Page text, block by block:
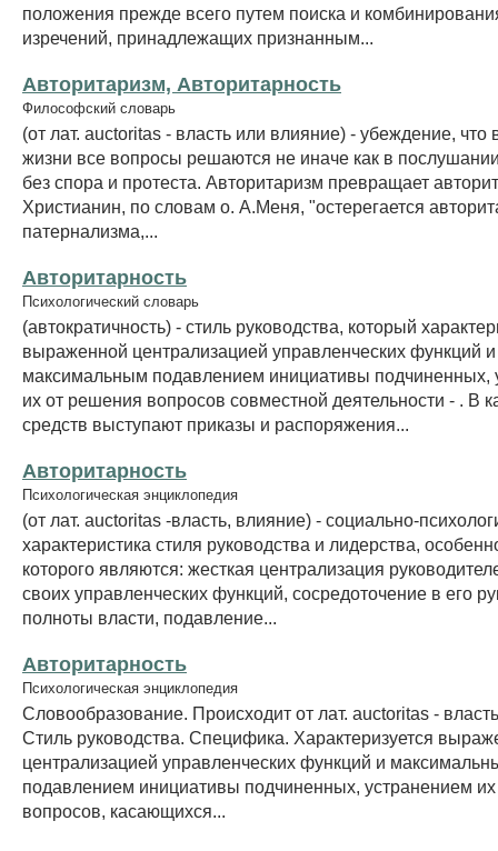
положения прежде всего путем поиска и
изречений, принадлежащих признанным...
Авторитаризм, Авторитарность
Философский словарь
(от лат. auctoritas - власть или влияние) - убеждение, что
жизни все вопросы решаются не иначе как в
без спора и протеста. Авторитаризм превращает
Христианин, по словам о. А.Меня, "остерегается
патернализма,...
Авторитарность
Психологический словарь
(автократичность) - стиль руководства, который
выраженной централизацией управленческих функций и
максимальным подавлением инициативы подчиненных,
их от решения вопросов совместной деятельности - . В
средств выступают приказы и распоряжения...
Авторитарность
Психологическая энциклопедия
(от лат. auctoritas -власть, влияние) - социально-
характеристика стиля руководства и лидерства,
которого являются: жесткая централизация
своих управленческих функций, сосредоточение в его
полноты власти, подавление...
Авторитарность
Психологическая энциклопедия
Словообразование. Происходит от лат. auctоritas -
Стиль руководства. Специфика. Характеризуется
централизацией управленческих функций и
подавлением инициативы подчиненных, устранением
вопросов, касающихся...